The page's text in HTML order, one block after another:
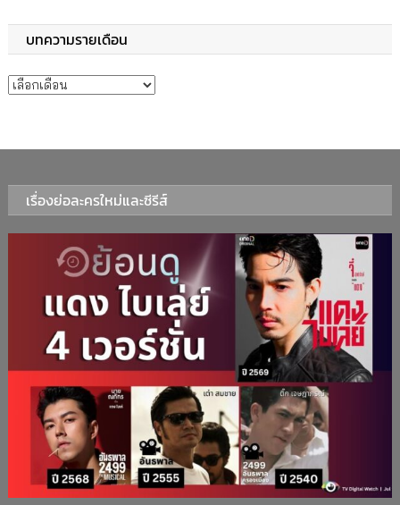
บทความรายเดือน
บทความรายเดือน
เรื่องย่อละครใหม่และซีรีส์